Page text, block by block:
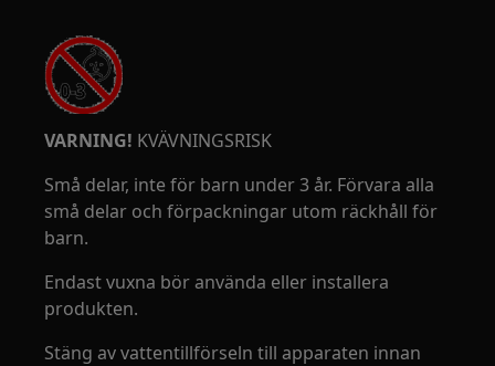
VARNING! KVÄVNINGSRISK
Små delar, inte för barn under 3 år. Förvara alla
små delar och förpackningar utom räckhåll för
barn.
Endast vuxna bör använda eller installera
produkten.
Stäng av vattentillförseln till apparaten innan